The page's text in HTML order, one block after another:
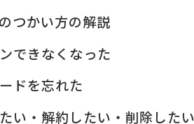
つかい方の解説
できなくなった
ドを忘れた
い・解約したい・削除したい